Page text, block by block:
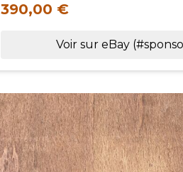
390,00 €
Voir sur eBay